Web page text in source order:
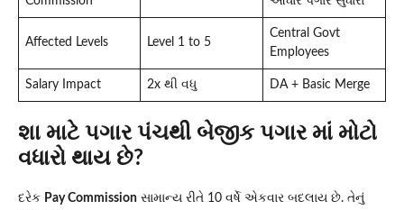
Affected Levels Level 1 to 5
Central Govt
Employees
Salary Impact 2x થી વધુ DA + Basic Merge
શા માટે પગાર પંચથી બેજીક પગાર માં મોટો
વધારો થાય છે?
દરેક Pay Commission સામાન્ય રીતે 10 વર્ષે એકવાર બદલાય છે. તેનું